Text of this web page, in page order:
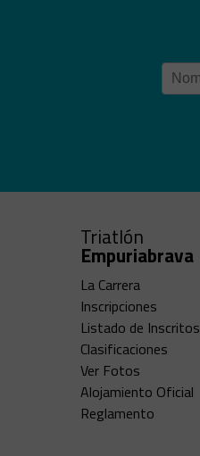
Triatlón
Empuriabrava
La Carrera
Inscripciones
Listado de Inscritos
Clasificaciones
Ver Fotos
Alojamiento Oficial
Reglamento